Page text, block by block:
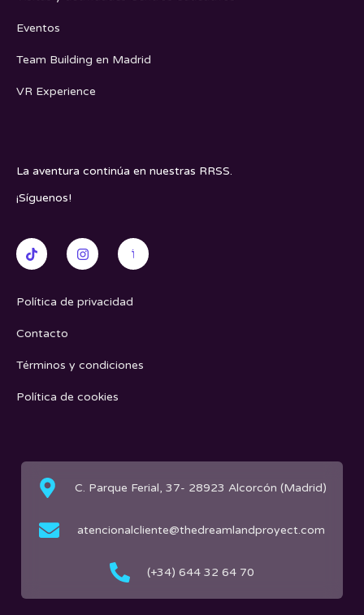
Eventos
Team Building en Madrid
VR Experience
La aventura continúa en nuestras RRSS.
¡Síguenos!
Política de privacidad
Contacto
Términos y condiciones
Política de cookies
C. Parque Ferial, 37- 28923 Alcorcón (Madrid)
atencionalcliente@thedreamlandproyect.com
(+34) 644 32 64 70